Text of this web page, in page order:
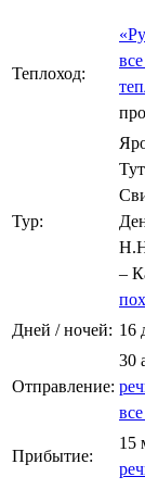
Теплоход:
Тур:
–
Дней / ночей: 16
Отправление:
30
Прибытие:
15